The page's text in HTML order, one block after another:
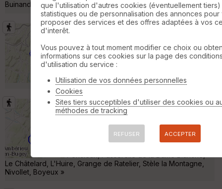
Buinand, Résinand, Les Pézières »
GFB 2024-10-17 Corlier
Randonnée Pédestre 22 km 690 m
Départ de Corlier Points de passage : Les
Chativonne, Les Combets, Grange Rouge »
GFB 2026-01-29 Cornelle
Randonnée Pédestre 20 km 850 m
Le Châtelard, L'Huire, Grange de Ratelier, Stèle la Montagne,
Nivollet, Boyeux »
que l'utilisation d'autres cookies (éventuellement
statistiques ou de personnalisation des annonces pour
proposer des services et des offres adaptées à vos
d'interêt.
Vous pouvez à tout moment modifier ce choix ou
informations sur ces cookies sur la page des
d'utilisation du service :
Utilisation de vos données personnelles
Cookies
Sites tiers succeptibles d'utiliser des cookies ou
méthodes de tracking
REFUSER ACCEPTER